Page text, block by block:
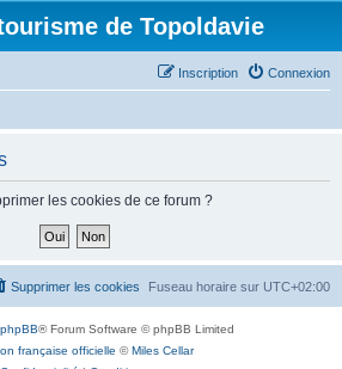
de Topoldavie
Connexion
Inscription
les cookies de ce forum ?
Fuseau horaire sur UTC+02:00
Supprimer les cookies
phpBB® Forum Software © phpBB Limited
française officielle ©Miles Cellar